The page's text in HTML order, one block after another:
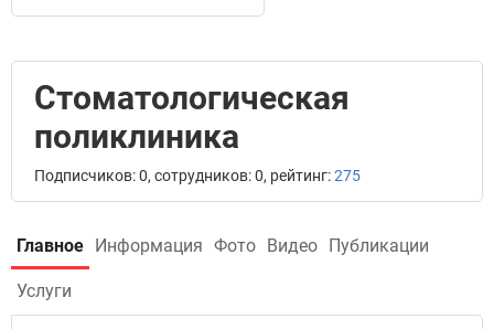
Стоматологическая
поликлиника
Подписчиков: 0, сотрудников: 0, рейтинг:275
Главное Информация Фото Видео Публикации
Услуги